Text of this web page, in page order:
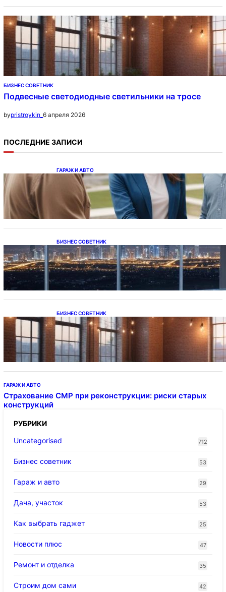
БИЗНЕС СОВЕТНИК
Подвесные светодиодные светильники на тросе
bypristroykin_ 6 апреля 2026
ПОСЛЕДНИЕ ЗАПИСИ
ГАРАЖ И АВТО
Ипотека на новостройки при оформлении
напрямую у застройщика
БИЗНЕС СОВЕТНИК
Каталог светодиодных светильников и
LED-освещения в Казахстане
БИЗНЕС СОВЕТНИК
Подвесные светодиодные светильники на
ГАРАЖ И АВТО
Страхование СМР при реконструкции: риски старых
конструкций
РУБРИКИ
Uncategorised
712
Бизнес советник 53
Гараж и авто 29
Дача, участок 53
Как выбрать гаджет 25
Новости плюс 47
Ремонт и отделка 35
Строим дом сами 42